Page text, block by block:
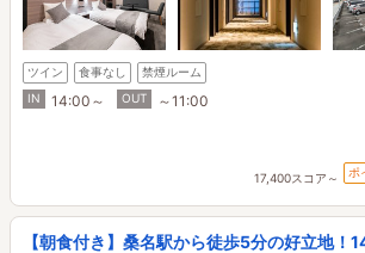
ツイン 食事なし
禁煙ルーム
IN
14:00～ OUT ～11:00
17,400スコア～ ポ
【朝食付き】桑名駅から徒歩5分の好立地！